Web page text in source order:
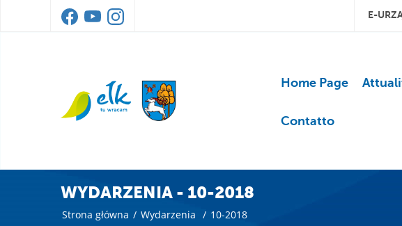
E-
Home Page
Contatto
WYDARZENIA - 10-2018
Strona główna / Wydarzenia / 10-2018